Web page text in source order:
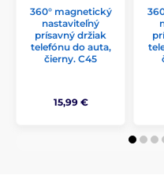
360° magnetický
nastaviteľný
prísavný držiak
telefónu do auta,
čierny. C45
15,99 €